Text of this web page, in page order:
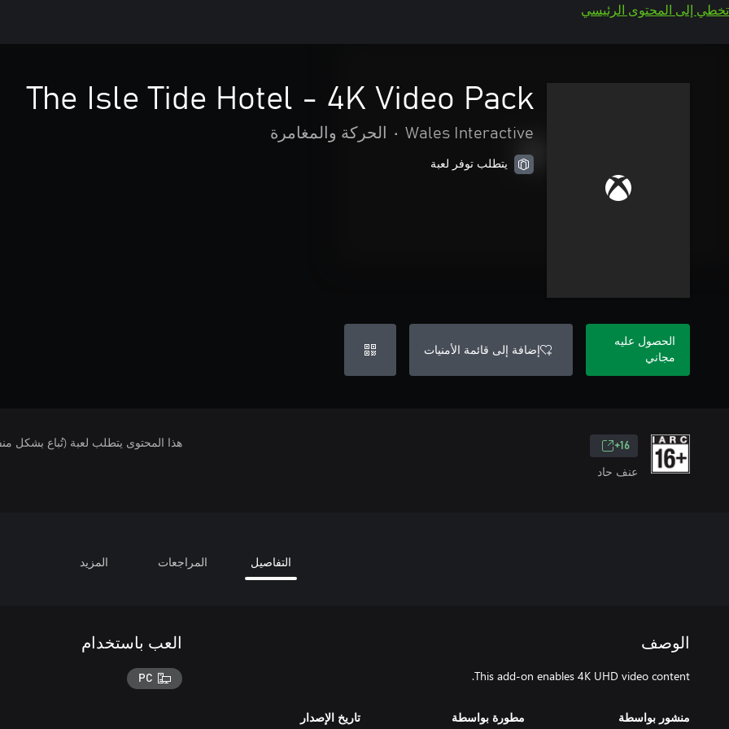
تخطي إلى المحتوى الرئيسي
The Isle Tide Hotel - 4K Video Pack
Wales Interactive
• الحركة والمغامرة
يتطلب توفر لعبة
الحصول عليه
مجاني
إضافة إلى قائمة الأمنيات
16+
عنف حاد
هذا المحتوى يتطلب لعبة (تُباع بشكل
التفاصيل المراجعات المزيد
الوصف
This add-on enables 4K UHD video content.
منشور بواسطة مطورة بواسطة تاريخ الإصدار
العب باستخدام
PC